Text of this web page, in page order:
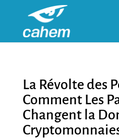
La Révolte des
Comment Les
Changent la